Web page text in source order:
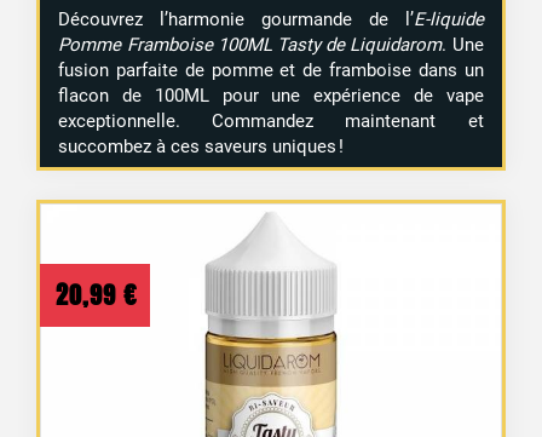
Découvrez l’harmonie gourmande de l’E-liquide
Pomme Framboise 100ML Tasty de Liquidarom. Une
fusion parfaite de pomme et de framboise dans un
flacon de 100ML pour une expérience de vape
exceptionnelle. Commandez maintenant et
succombez à ces saveurs uniques !
20,99 €